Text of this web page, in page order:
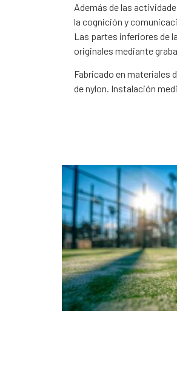
Además de las
la cognición y
Las partes inferiores de
originales mediante
Fabricado en materiales
de nylon. Instalación